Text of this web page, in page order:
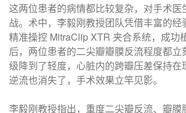
这两位患者的病情都比较复杂，对手术医
战。术中，李毅刚教授团队凭借丰富的经
精准操控 MitraClip XTR 夹合系统，成功
后，两位患者的二尖瓣瓣膜反流程度都立
级降到了轻度，心脏内的跨瓣压差保持在
逆流也消失了，手术效果立竿见影。​
李毅刚教授指出，重度二尖瓣反流、瓣